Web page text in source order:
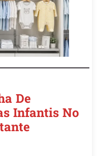
De
Infantis No